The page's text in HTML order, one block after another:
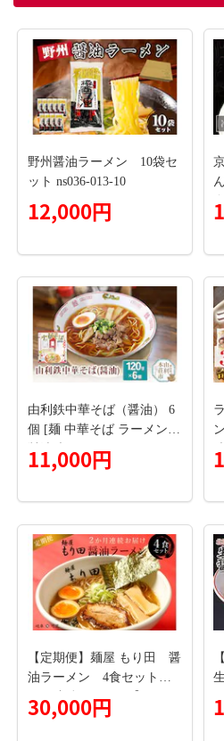
野州醤油ラーメン 10袋セ
ット ns036-013-10
12,000円
由利鉄中華そば（醤油） 6
個 [麺 中華そば ラーメン
醤油味 ソウルフード イン
スタント麺 手軽]
11,000円
【定期便】麺屋 もり田 醤
油ラーメン 4食セット（2
か月連続お届け）【0057-01
7】
30,000円